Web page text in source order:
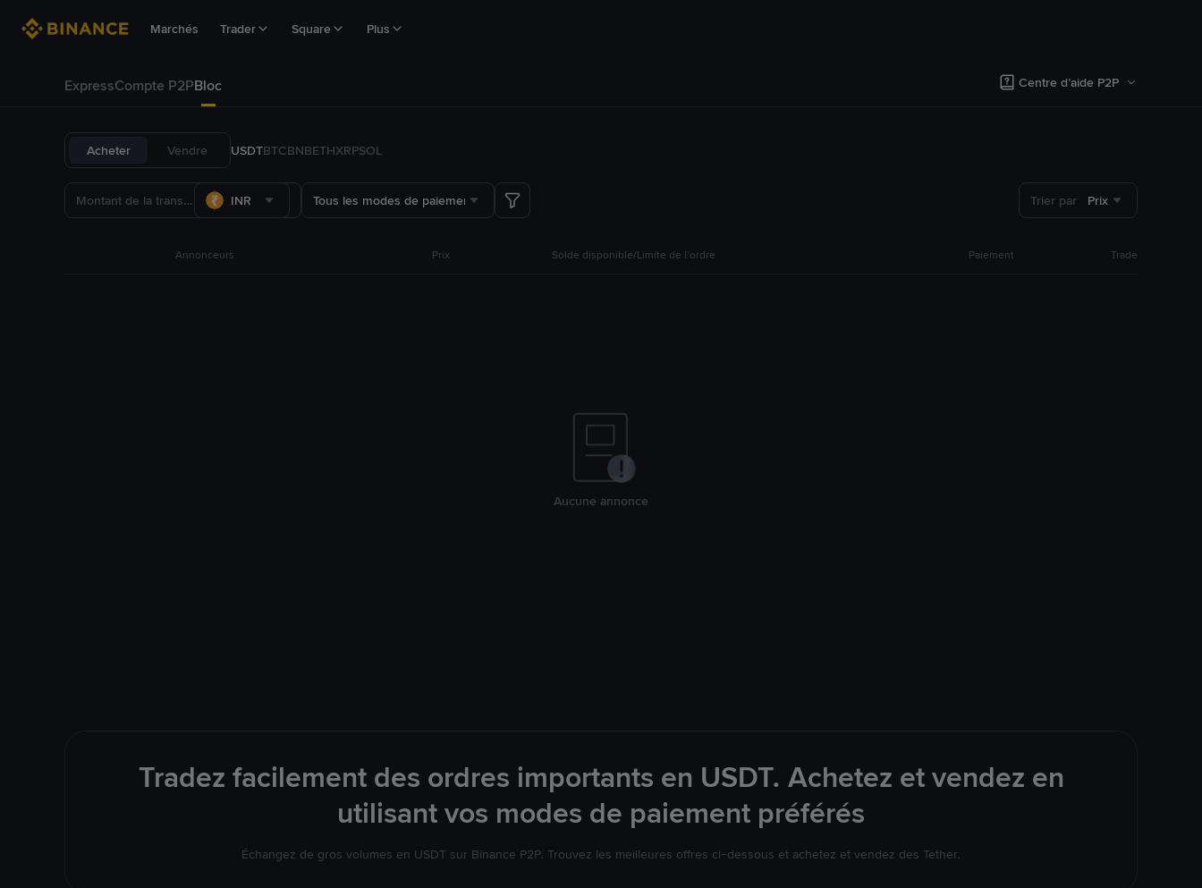
Marchés Trader Square Plus
ExpressCompte P2PBloc Centre d’aide P2P
Acheter Vendre USDTBTCBNBETHXRPSOL
INR Tous les modes de paiement Trier par Prix
Annonceurs Prix Solde disponible/Limite de l’ordre Paiement Trade
Aucune annonce
Tradez facilement des ordres importants en USDT. Achetez et vendez en
utilisant vos modes de paiement préférés
Échangez de gros volumes en USDT sur Binance P2P. Trouvez les meilleures offres ci-dessous et achetez et vendez des Tether.